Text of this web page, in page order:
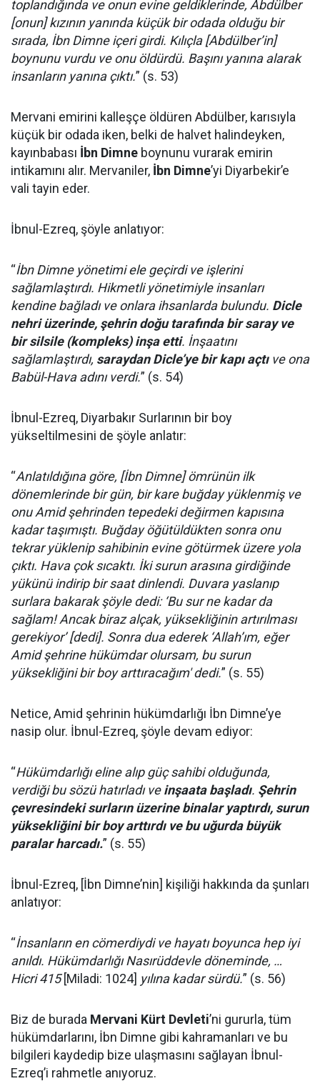
toplandığında ve onun evine geldiklerinde, Abdülber
[onun] kızının yanında küçük bir odada olduğu bir
sırada, İbn Dimne içeri girdi. Kılıçla [Abdülber’in]
boynunu vurdu ve onu öldürdü. Başını yanına alarak
insanların yanına çıktı.” (s. 53)
Mervani emirini kalleşçe öldüren Abdülber, karısıyla
küçük bir odada iken, belki de halvet halindeyken,
kayınbabası İbn Dimne boynunu vurarak emirin
intikamını alır. Mervaniler, İbn Dimne’yi Diyarbekir’e
vali tayin eder.
İbnul-Ezreq, şöyle anlatıyor:
“İbn Dimne yönetimi ele geçirdi ve işlerini
sağlamlaştırdı. Hikmetli yönetimiyle insanları
kendine bağladı ve onlara ihsanlarda bulundu. Dicle
nehri üzerinde, şehrin doğu tarafında bir saray ve
bir silsile (kompleks) inşa etti. İnşaatını
sağlamlaştırdı, saraydan Dicle’ye bir kapı açtıve ona
Babül-Hava adını verdi.” (s. 54)
İbnul-Ezreq, Diyarbakır Surlarının bir boy
yükseltilmesini de şöyle anlatır:
“Anlatıldığına göre, [İbn Dimne] ömrünün ilk
dönemlerinde bir gün, bir kare buğday yüklenmiş ve
onu Amid şehrinden tepedeki değirmen kapısına
kadar taşımıştı. Buğday öğütüldükten sonra onu
tekrar yüklenip sahibinin evine götürmek üzere yola
çıktı. Hava çok sıcaktı. İki surun arasına girdiğinde
yükünü indirip bir saat dinlendi. Duvara yaslanıp
surlara bakarak şöyle dedi: ‘Bu sur ne kadar da
sağlam! Ancak biraz alçak, yüksekliğinin artırılması
gerekiyor’ [dedi]. Sonra dua ederek ‘Allah’ım, eğer
Amid şehrine hükümdar olursam, bu surun
yüksekliğini bir boy arttıracağım' dedi.” (s. 55)
Netice, Amid şehrinin hükümdarlığı İbn Dimne’ye
nasip olur. İbnul-Ezreq, şöyle devam ediyor:
“Hükümdarlığı eline alıp güç sahibi olduğunda,
verdiği bu sözü hatırladı veinşaata başladı. Şehrin
çevresindeki surların üzerine binalar yaptırdı, surun
yüksekliğini bir boy arttırdı ve bu uğurda büyük
paralar harcadı.” (s. 55)
İbnul-Ezreq, [İbn Dimne’nin] kişiliği hakkında da şunları
anlatıyor:
“İnsanların en cömerdiydi ve hayatı boyunca hep iyi
anıldı. Hükümdarlığı Nasırüddevle döneminde, …
Hicri 415[Miladi: 1024] yılına kadar sürdü.” (s. 56)
Biz de burada Mervani Kürt Devleti’ni gururla, tüm
hükümdarlarını, İbn Dimne gibi kahramanları ve bu
bilgileri kaydedip bize ulaşmasını sağlayan İbnul-
Ezreq’i rahmetle anıyoruz.